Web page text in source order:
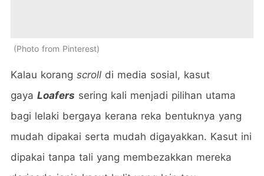
Photo from Pinterest
Kalau korang scroll di media sosial, kasut
gaya Loafers sering kali menjadi pilihan utama
bagi lelaki bergaya kerana reka bentuknya yang
mudah dipakai serta mudah digayakkan. Kasut ini
dipakai tanpa tali yang membezakkan mereka